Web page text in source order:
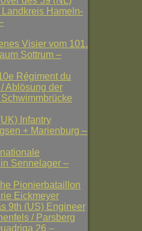
Hameln-
Visier vom 101.
Sottrum –
Régiment du
Ablösung der
Infantry
+ Marienburg –
Sennelager –
Pionierbataillon
Eickmeyer
9th (US) Engineer
/ Parsberg
26 –